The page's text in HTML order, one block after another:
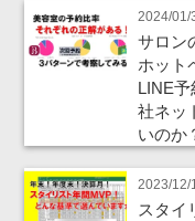
2024/01/
サロン
ホット
LINE
社ネッ
いのか
2023/12/
スタイ